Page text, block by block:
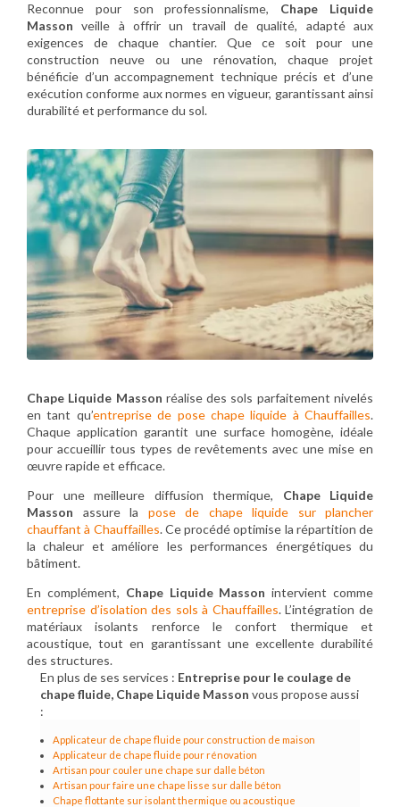
Reconnue pour son professionnalisme, Chape Liquide
Masson veille à offrir un travail de qualité, adapté aux
exigences de chaque chantier. Que ce soit pour une
construction neuve ou une rénovation, chaque projet
bénéficie d’un accompagnement technique précis et d’une
exécution conforme aux normes en vigueur, garantissant ainsi
durabilité et performance du sol.
Chape Liquide Masson réalise des sols parfaitement nivelés
en tant qu’entreprise de pose chape liquide à Chauffailles.
Chaque application garantit une surface homogène, idéale
pour accueillir tous types de revêtements avec une mise en
œuvre rapide et efficace.
Pour une meilleure diffusion thermique, Chape Liquide
Masson assure la pose de chape liquide sur plancher
chauffant à Chauffailles. Ce procédé optimise la répartition de
la chaleur et améliore les performances énergétiques du
bâtiment.
En complément, Chape Liquide Masson intervient comme
entreprise d’isolation des sols à Chauffailles. L’intégration de
matériaux isolants renforce le confort thermique et
acoustique, tout en garantissant une excellente durabilité
des structures.
En plus de ses services : Entreprise pour le coulage de
chape fluide, Chape Liquide Masson vous propose aussi
:
Applicateur de chape fluide pour construction de maison
Applicateur de chape fluide pour rénovation
Artisan pour couler une chape sur dalle béton
Artisan pour faire une chape lisse sur dalle béton
Chape flottante sur isolant thermique ou acoustique